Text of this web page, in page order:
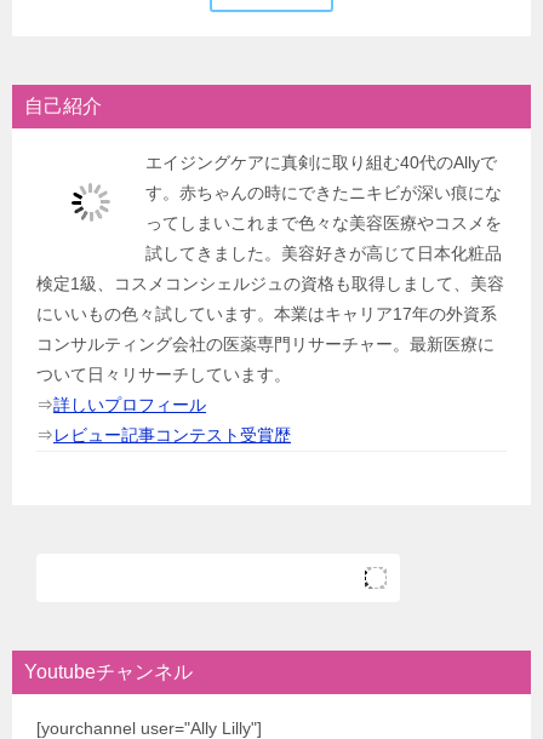
自己紹介
エイジングケアに真剣に取り組む40代のAllyで
す。赤ちゃんの時にできたニキビが深い痕にな
ってしまいこれまで色々な美容医療やコスメを
試してきました。美容好きが高じて日本化粧品
検定1級、コスメコンシェルジュの資格も取得しまして、美容
にいいもの色々試しています。本業はキャリア17年の外資系
コンサルティング会社の医薬専門リサーチャー。最新医療に
ついて日々リサーチしています。
⇒詳しいプロフィール
⇒レビュー記事コンテスト受賞歴
Youtubeチャンネル
[yourchannel user="Ally Lilly"]